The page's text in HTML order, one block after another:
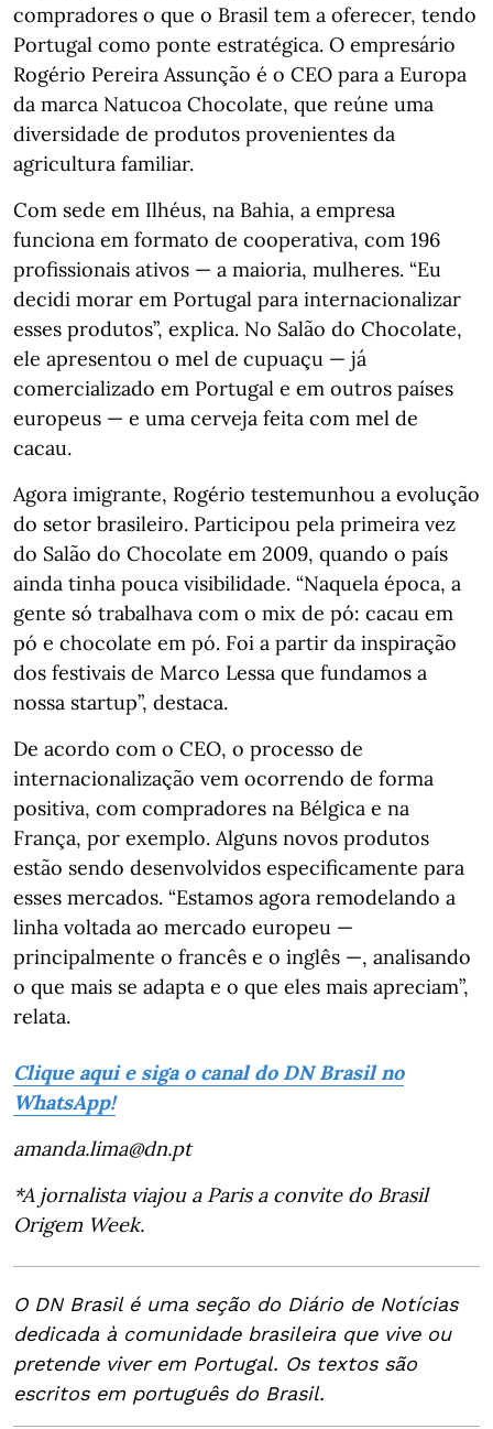
compradores o que o Brasil tem a oferecer, tendo
Portugal como ponte estratégica. O empresário
Rogério Pereira Assunção é o CEO para a Europa
da marca Natucoa Chocolate, que reúne uma
diversidade de produtos provenientes da
agricultura familiar.
Com sede em Ilhéus, na Bahia, a empresa
funciona em formato de cooperativa, com 196
profissionais ativos — a maioria, mulheres. “Eu
decidi morar em Portugal para internacionalizar
esses produtos”, explica. No Salão do Chocolate,
ele apresentou o mel de cupuaçu — já
comercializado em Portugal e em outros países
europeus — e uma cerveja feita com mel de
cacau.
Agora imigrante, Rogério testemunhou a evolução
do setor brasileiro. Participou pela primeira vez
do Salão do Chocolate em 2009, quando o país
ainda tinha pouca visibilidade. “Naquela época, a
gente só trabalhava com o mix de pó: cacau em
pó e chocolate em pó. Foi a partir da inspiração
dos festivais de Marco Lessa que fundamos a
nossa startup”, destaca.
De acordo com o CEO, o processo de
internacionalização vem ocorrendo de forma
positiva, com compradores na Bélgica e na
França, por exemplo. Alguns novos produtos
estão sendo desenvolvidos especificamente para
esses mercados. “Estamos agora remodelando a
linha voltada ao mercado europeu —
principalmente o francês e o inglês —, analisando
o que mais se adapta e o que eles mais apreciam”,
relata.
Clique aqui e siga o canal do DN Brasil no
WhatsApp!
amanda.lima@dn.pt
*A jornalista viajou a Paris a convite do Brasil
Origem Week.
O DN Brasil é uma seção do Diário de Notícias
dedicada à comunidade brasileira que vive ou
pretende viver em Portugal. Os textos são
escritos em português do Brasil.